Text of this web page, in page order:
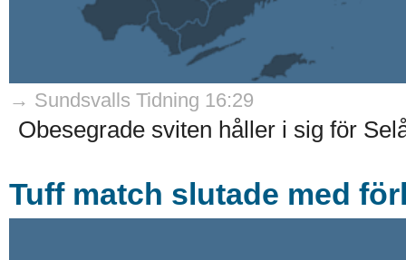
→ Sundsvalls Tidning 16:29
Obesegrade sviten håller i sig för
Tuff match slutade med